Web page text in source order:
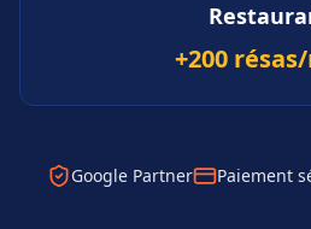
+200
Google Partner Paiement